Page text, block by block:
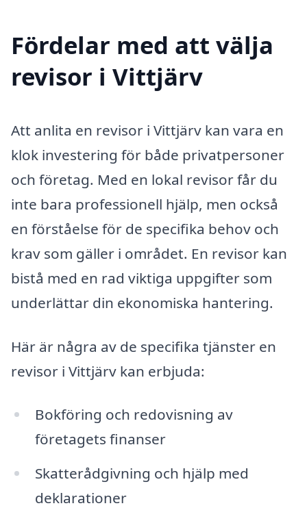
Fördelar med att välja
revisor i Vittjärv
Att anlita en revisor i Vittjärv kan vara en
klok investering för både privatpersoner
och företag. Med en lokal revisor får du
inte bara professionell hjälp, men också
en förståelse för de specifika behov och
krav som gäller i området. En revisor kan
bistå med en rad viktiga uppgifter som
underlättar din ekonomiska hantering.
Här är några av de specifika tjänster en
revisor i Vittjärv kan erbjuda:
Bokföring och redovisning av
företagets finanser
Skatterådgivning och hjälp med
deklarationer